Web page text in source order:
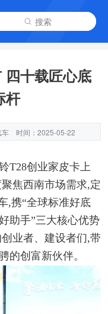
搜索
四十载匠心底
杆
车 时间：2025-05-22
T28创业家皮卡上
焦西南市场需求,定
,携“全球标准好底
助手”三大核心优势
业者、建设者们,带
的创富新伙伴。